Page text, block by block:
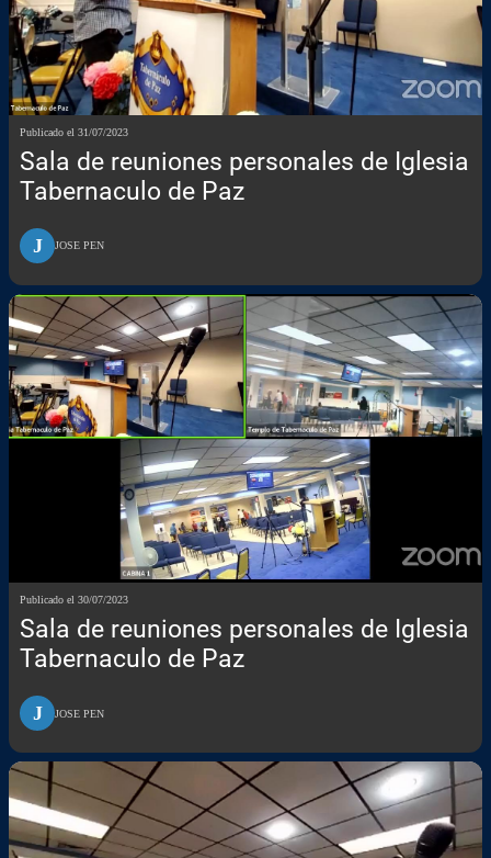
Publicado el 31/07/2023
Sala de reuniones personales de Iglesia
Tabernaculo de Paz
J JOSE PEN
Publicado el 30/07/2023
Sala de reuniones personales de Iglesia
Tabernaculo de Paz
J JOSE PEN